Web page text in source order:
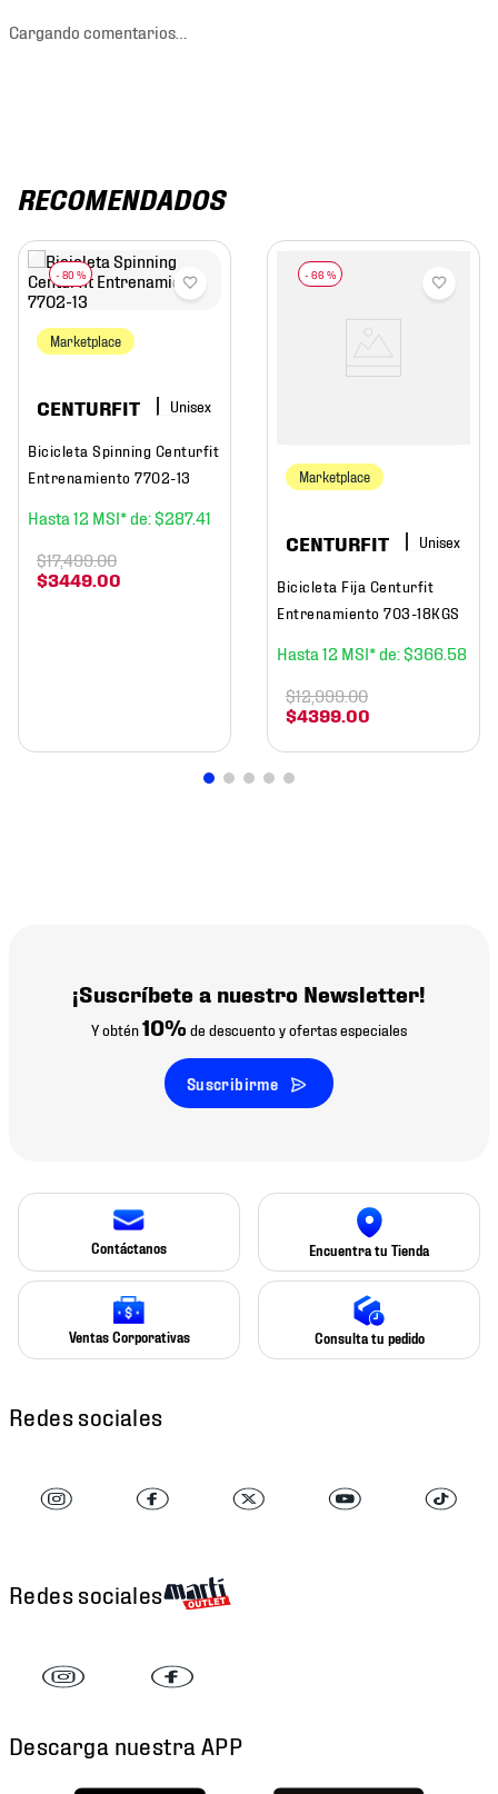
Cargando comentarios…
RECOMENDADOS
- 80 %
Marketplace
CENTURFIT
Bicicleta Spinning Centurfit
Entrenamiento 7702-13
12 $287.41
$3449.00
$17,499.00
- 66 %
Marketplace
CENTURFIT
Bicicleta Fija Centurfit
Entrenamiento 703-18KGS
12 $366 58
$4399.00
$12,999.00
¡Suscríbete a nuestro Newsletter!
Y obtén10% de descuento y ofertas especiales
Suscribirme
Contáctanos Encuentra tu Tienda
Ventas Corporativas Consulta tu pedido
Redes sociales
Redes sociales
Descarga nuestra APP